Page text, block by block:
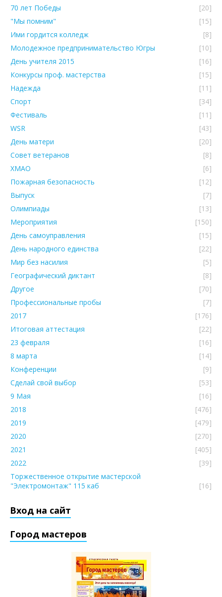
70 лет Победы
[20]
"Мы помним"
[15]
Ими гордится колледж
[8]
Молодежное предпринимательство Югры
[10]
День учителя 2015
[16]
Конкурсы проф. мастерства
[15]
Надежда
[11]
Спорт
[34]
Фестиваль
[11]
WSR
[43]
День матери
[20]
Совет ветеранов
[8]
ХМАО
[6]
Пожарная безопасность
[12]
Выпуск
[7]
Олимпиады
[13]
Мероприятия
[150]
День самоуправления
[15]
День народного единства
[22]
Мир без насилия
[5]
Географический диктант
[8]
Другое
[70]
Профессиональные пробы
[7]
2017
[176]
Итоговая аттестация
[22]
23 февраля
[16]
8 марта
[14]
Конференции
[9]
Сделай свой выбор
[53]
9 Мая
[16]
2018
[476]
2019
[479]
2020
[270]
2021
[405]
2022
[39]
Торжественное открытие мастерской
"Электромонтаж" 115 каб
[16]
Вход на сайт
Город мастеров